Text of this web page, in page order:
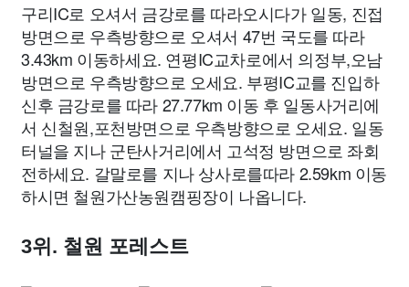
구리IC로 오셔서 금강로를 따라오시다가 일동, 진접
방면으로 우측방향으로 오셔서 47번 국도를 따라
3.43km 이동하세요. 연평IC교차로에서 의정부,오남
방면으로 우측방향으로 오세요. 부평IC교를 진입하
신후 금강로를 따라 27.77km 이동 후 일동사거리에
서 신철원,포천방면으로 우측방향으로 오세요. 일동
터널을 지나 군탄사거리에서 고석정 방면으로 좌회
전하세요. 갈말로를 지나 상사로를따라 2.59km 이동
하시면 철원가산농원캠핑장이 나옵니다.
3위. 철원 포레스트